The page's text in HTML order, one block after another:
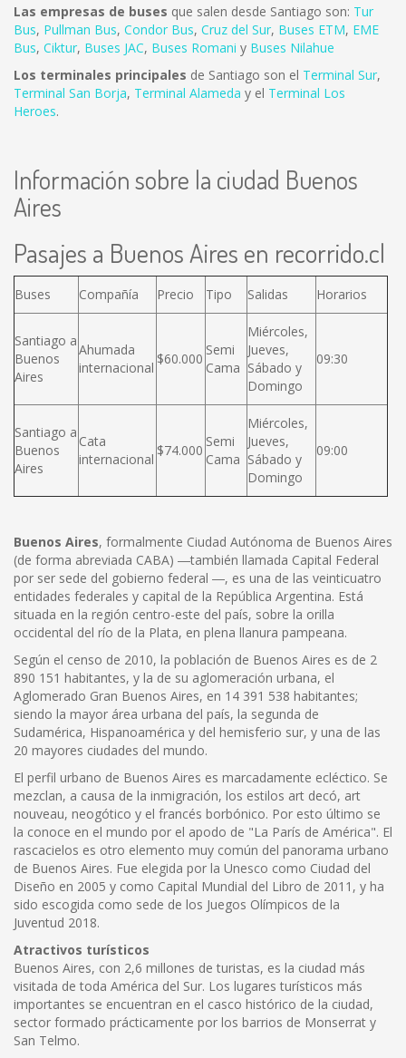
Las empresas de buses que salen desde Santiago son: Tur
Bus, Pullman Bus, Condor Bus, Cruz del Sur, Buses ETM, EME
Bus, Ciktur, Buses JAC, Buses Romani y Buses Nilahue
Los terminales principales de Santiago son el Terminal Sur,
Terminal San Borja, Terminal Alameda y el Terminal Los
Heroes.
Información sobre la ciudad Buenos
Aires
Pasajes a Buenos Aires en recorrido.cl
Buses Compañía Precio Tipo Salidas Horarios
Santiago a
Buenos
Aires
Ahumada
internacional
$60.000
Semi
Cama
Miércoles,
Jueves,
Sábado y
Domingo
09:30
Santiago a
Buenos
Aires
Cata
internacional
$74.000
Semi
Cama
Miércoles,
Jueves,
Sábado y
Domingo
09:00
Buenos Aires, formalmente Ciudad Autónoma de Buenos Aires
(de forma abreviada CABA) ―también llamada Capital Federal
por ser sede del gobierno federal ―, es una de las veinticuatro
entidades federales y capital de la República Argentina. Está
situada en la región centro-este del país, sobre la orilla
occidental del río de la Plata, en plena llanura pampeana.
Según el censo de 2010, la población de Buenos Aires es de 2
890 151 habitantes, y la de su aglomeración urbana, el
Aglomerado Gran Buenos Aires, en 14 391 538 habitantes;
siendo la mayor área urbana del país, la segunda de
Sudamérica, Hispanoamérica y del hemisferio sur, y una de las
20 mayores ciudades del mundo.
El perfil urbano de Buenos Aires es marcadamente ecléctico. Se
mezclan, a causa de la inmigración, los estilos art decó, art
nouveau, neogótico y el francés borbónico. Por esto último se
la conoce en el mundo por el apodo de "La París de América". El
rascacielos es otro elemento muy común del panorama urbano
de Buenos Aires. Fue elegida por la Unesco como Ciudad del
Diseño en 2005 y como Capital Mundial del Libro de 2011, y ha
sido escogida como sede de los Juegos Olímpicos de la
Juventud 2018.
Atractivos turísticos
Buenos Aires, con 2,6 millones de turistas, es la ciudad más
visitada de toda América del Sur. Los lugares turísticos más
importantes se encuentran en el casco histórico de la ciudad,
sector formado prácticamente por los barrios de Monserrat y
San Telmo.